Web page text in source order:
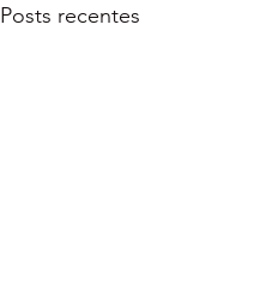
Posts recentes